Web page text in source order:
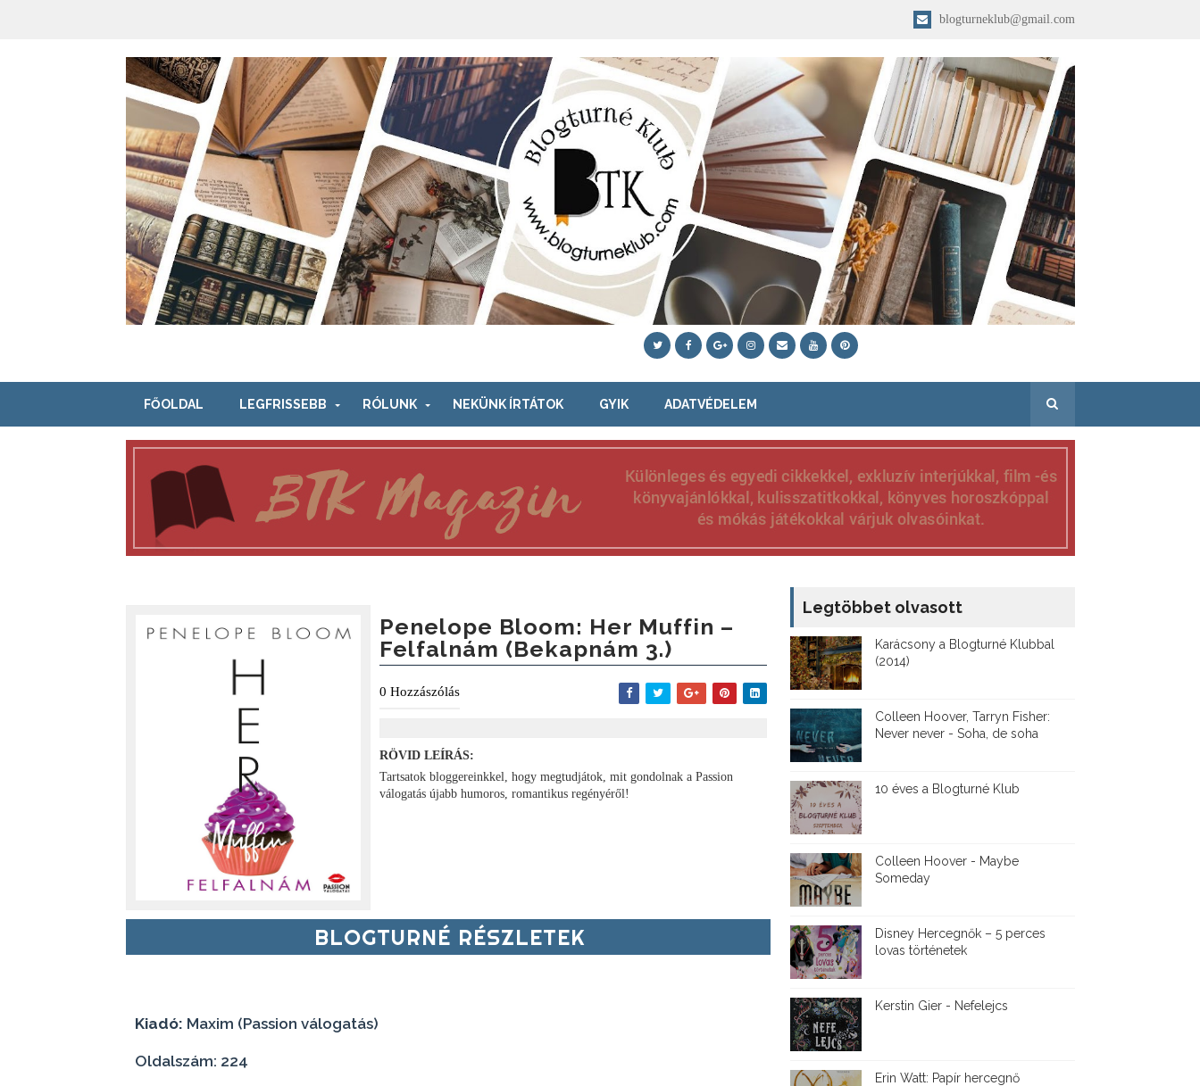
blogturneklub@gmail.com
FŐOLDAL LEGFRISSEBB RÓLUNK NEKÜNK ÍRTÁTOK GYIK ADATVÉDELEM
Penelope Bloom: Her ​Muffin –
Felfalnám (Bekapnám 3.)
0 Hozzászólás
RÖVID LEÍRÁS:
Tartsatok bloggereinkkel, hogy megtudjátok, mit gondolnak a Passion
válogatás újabb humoros, romantikus regényéről!
BLOGTURNÉ RÉSZLETEK
Kiadó: Maxim (Passion válogatás)
Oldalszám: 224
Legtöbbet olvasott
Karácsony a Blogturné Klubbal
(2014)
Colleen Hoover, Tarryn Fisher:
Never never - Soha, de soha
10 éves a Blogturné Klub
Colleen Hoover - Maybe
Someday
Disney ​Hercegnők – 5 perces
lovas történetek
Kerstin Gier - Nefelejcs
Erin Watt: Papír hercegnő